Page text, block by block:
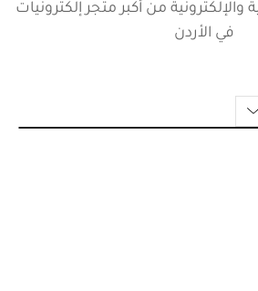
من أكبر متجر إلكترونيات
في الأردن